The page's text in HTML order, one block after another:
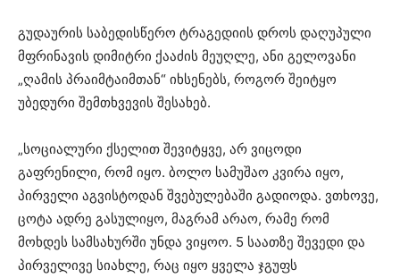
გუდაურის საბედისწერო ტრაგედიის დროს დაღუპული
მფრინავის დიმიტრი ქააძის მეუღლე, ანი გელოვანი
„ღამის პრაიმტაიმთან“ იხსენებს, როგორ შეიტყო
უბედური შემთხვევის შესახებ.
„სოციალური ქსელით შევიტყვე, არ ვიცოდი
გაფრენილი, რომ იყო. ბოლო სამუშაო კვირა იყო,
პირველი აგვისტოდან შვებულებაში გადიოდა. ვთხოვე,
ცოტა ადრე გასულიყო, მაგრამ არაო, რამე რომ
მოხდეს სამსახურში უნდა ვიყოო. 5 საათზე შევედი და
პირველივე სიახლე, რაც იყო ყველა ჯგუფს